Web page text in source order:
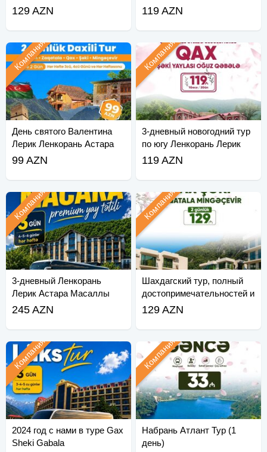
129 AZN
канатную дорогу Quba
119 AZN
День святого Валентина
Лерик Ленкорань Астара
Тур
Компания
99 AZN
3-дневный новогодний тур
по югу Ленкорань Лерик
Астара
Компания
119 AZN
3-дневный Ленкорань
Лерик Астара Масаллы
тур
Компания
245 AZN
Шахдагский тур, полный
достопримечательностей и
развлечений
Компания
129 AZN
2024 год с нами в туре Gax
Sheki Gabala
Компания
Набрань Атлант Тур (1
день)
Компания